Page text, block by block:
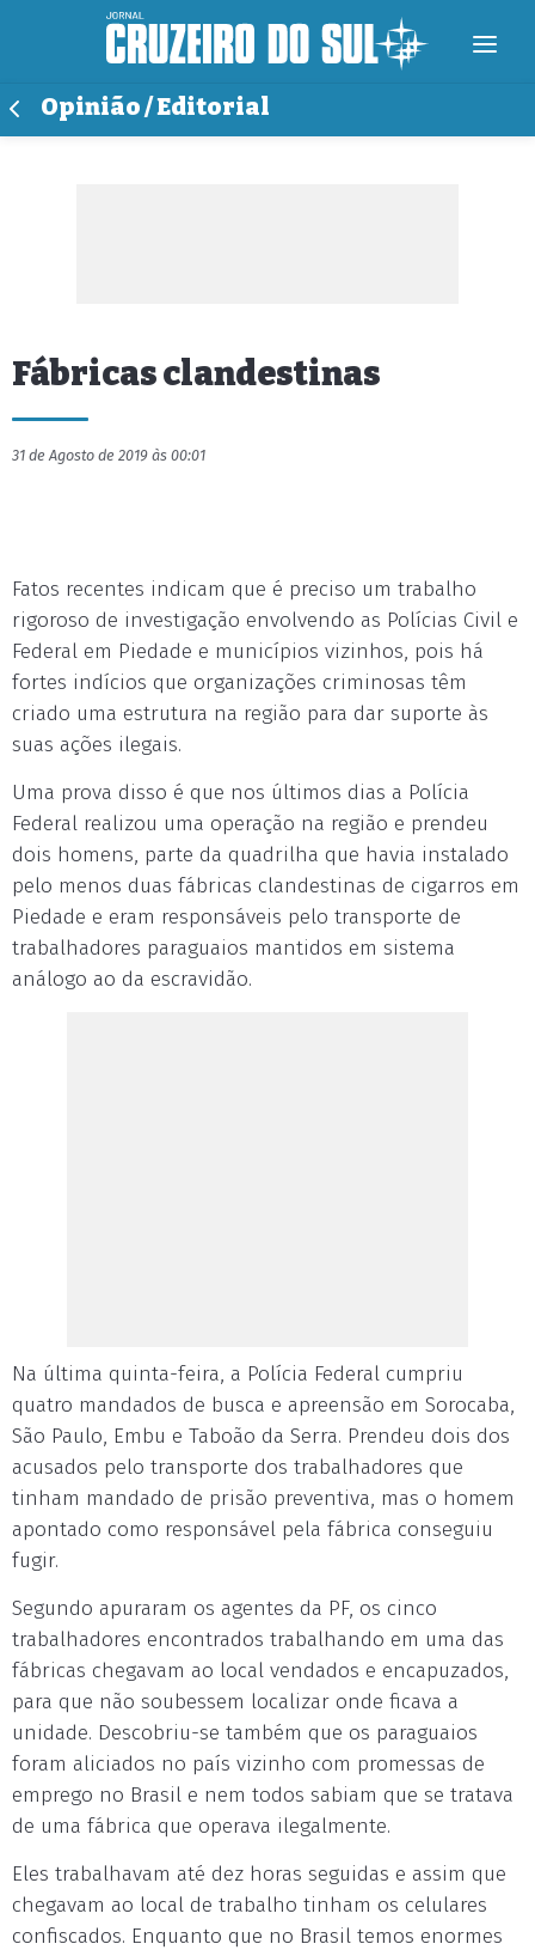
Opinião / Editorial
Fábricas clandestinas
31 de Agosto de 2019 às 00:01
Fatos recentes indicam que é preciso um trabalho
rigoroso de investigação envolvendo as Polícias Civil e
Federal em Piedade e municípios vizinhos, pois há
fortes indícios que organizações criminosas têm
criado uma estrutura na região para dar suporte às
suas ações ilegais.
Uma prova disso é que nos últimos dias a Polícia
Federal realizou uma operação na região e prendeu
dois homens, parte da quadrilha que havia instalado
pelo menos duas fábricas clandestinas de cigarros em
Piedade e eram responsáveis pelo transporte de
trabalhadores paraguaios mantidos em sistema
análogo ao da escravidão.
Na última quinta-feira, a Polícia Federal cumpriu
quatro mandados de busca e apreensão em Sorocaba,
São Paulo, Embu e Taboão da Serra. Prendeu dois dos
acusados pelo transporte dos trabalhadores que
tinham mandado de prisão preventiva, mas o homem
apontado como responsável pela fábrica conseguiu
fugir.
Segundo apuraram os agentes da PF, os cinco
trabalhadores encontrados trabalhando em uma das
fábricas chegavam ao local vendados e encapuzados,
para que não soubessem localizar onde ficava a
unidade. Descobriu-se também que os paraguaios
foram aliciados no país vizinho com promessas de
emprego no Brasil e nem todos sabiam que se tratava
de uma fábrica que operava ilegalmente.
Eles trabalhavam até dez horas seguidas e assim que
chegavam ao local de trabalho tinham os celulares
confiscados. Enquanto que no Brasil temos enormes